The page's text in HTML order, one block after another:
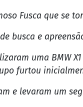
Fusca que se
busca e
uma BMW
furtou
e levaram um